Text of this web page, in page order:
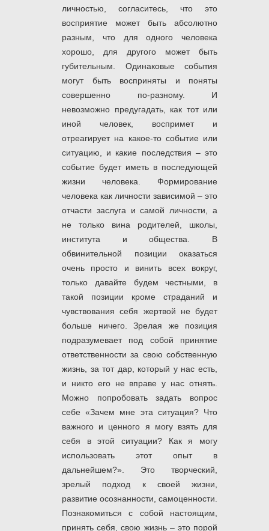
личностью, согласитесь, что это
восприятие может быть абсолютно
разным, что для одного человека
хорошо, для другого может быть
губительным. Одинаковые события
могут быть восприняты и поняты
совершенно по-разному. И
невозможно предугадать, как тот или
иной человек, воспримет и
отреагирует на какое-то событие или
ситуацию, и какие последствия – это
событие будет иметь в последующей
жизни человека. Формирование
человека как личности зависимой – это
отчасти заслуга и самой личности, а
не только вина родителей, школы,
института и общества. В
обвинительной позиции оказаться
очень просто и винить всех вокруг,
только давайте будем честными, в
такой позиции кроме страданий и
чувствования себя жертвой не будет
больше ничего. Зрелая же позиция
подразумевает под собой принятие
ответственности за свою собственную
жизнь, за тот дар, который у нас есть,
и никто его не вправе у нас отнять.
Можно попробовать задать вопрос
себе «Зачем мне эта ситуация? Что
важного и ценного я могу взять для
себя в этой ситуации? Как я могу
использовать этот опыт в
дальнейшем?». Это творческий,
зрелый подход к своей жизни,
развитие осознанности, самоценности.
Познакомиться с собой настоящим,
принять себя, свою жизнь – это порой